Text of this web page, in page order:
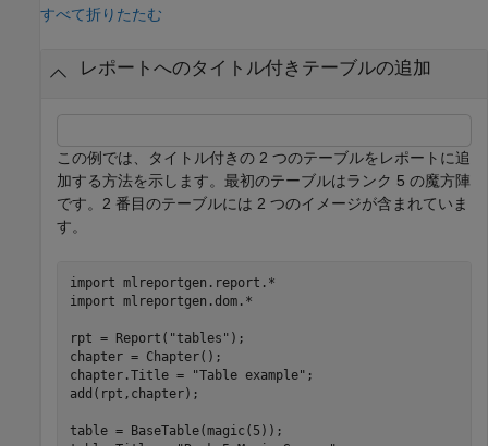
すべて折りたたむ
レポートへのタイトル付きテーブルの追加
この例では、タイトル付きの 2 つのテーブルをレポートに追
加する方法を示します。最初のテーブルはランク 5 の魔方陣
です。2 番目のテーブルには 2 つのイメージが含まれていま
す。
import mlreportgen.report.*
import mlreportgen.dom.*
rpt = Report( "tables" );
chapter = Chapter();
chapter.Title =
"Table example" ;
add(rpt,chapter);
table = BaseTable(magic(5));